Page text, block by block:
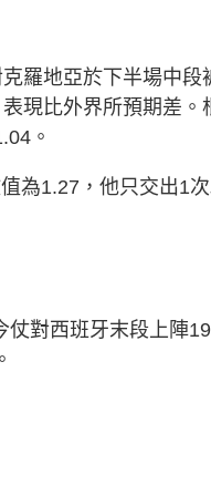
羅地亞於下半場中段
現比外界所預期差。
。
為1.27，他只交出1
仗對西班牙末段上陣